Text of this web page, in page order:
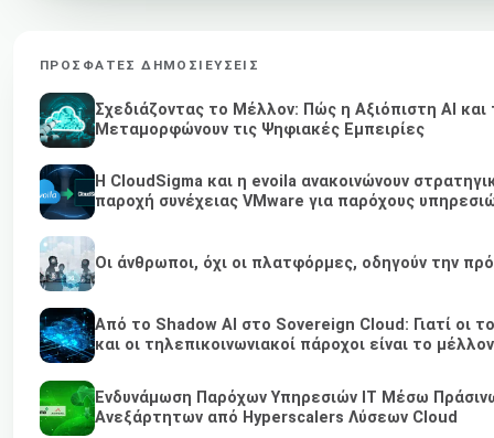
ΠΡΌΣΦΑΤΕΣ ΔΗΜΟΣΙΕΎΣΕΙΣ
Σχεδιάζοντας το Μέλλον: Πώς η Αξιόπιστη AI και
Μεταμορφώνουν τις Ψηφιακές Εμπειρίες
Η CloudSigma και η evoila ανακοινώνουν
παροχή συνέχειας VMware για παρόχους
Οι άνθρωποι, όχι οι πλατφόρμες, οδηγούν την
Από το Shadow AI στο Sovereign Cloud: Γιατί οι
και οι τηλεπικοινωνιακοί πάροχοι είναι το
Ενδυνάμωση Παρόχων Υπηρεσιών IT Μέσω
Ανεξάρτητων από Hyperscalers Λύσεων Cloud